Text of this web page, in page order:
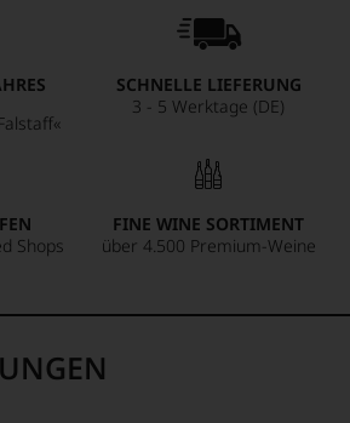
und kräftigen Aromen von roten
einer feinen Süße, unterlegt mit
Rioja Gran Reserva aus einem der
letzten Dekaden.
SCHNELLE LIEFERUNG
3 - 5 Werktage (DE)
Shops
FINE WINE SORTIMENT
über 4.500 Premium-Weine